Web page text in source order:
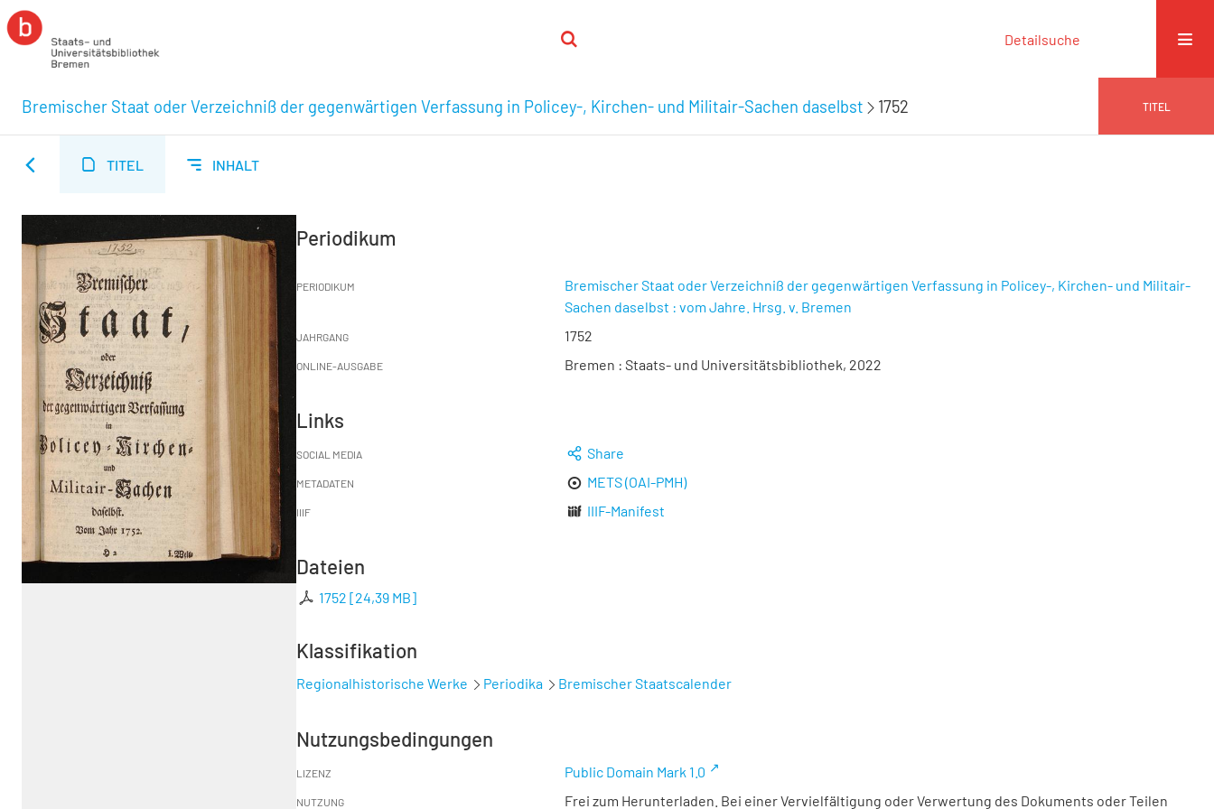
Detailsuche
Bremischer Staat oder Verzeichniß der gegenwärtigen Verfassung in Policey-, Kirchen- und Militair-Sachen daselbst 1752 TITEL
TITEL INHALT
Periodikum
PERIODIKUM
Bremischer Staat oder Verzeichniß der gegenwärtigen Verfassung in Policey-, Kirchen- und Militair-
Sachen daselbst : vom Jahre. Hrsg. v. Bremen
JAHRGANG 1752
ONLINE-AUSGABE Bremen : Staats- und Universitätsbibliothek, 2022
Links
SOCIAL MEDIA Share
METADATEN METS (OAI-PMH)
IIIF IIIF-Manifest
Dateien
1752 [24,39 MB]
Klassifikation
Regionalhistorische Werke Periodika Bremischer Staatscalender
Nutzungsbedingungen
LIZENZ Public Domain Mark 1.0
NUTZUNG Frei zum Herunterladen. Bei einer Vervielfältigung oder Verwertung des Dokuments oder Teilen